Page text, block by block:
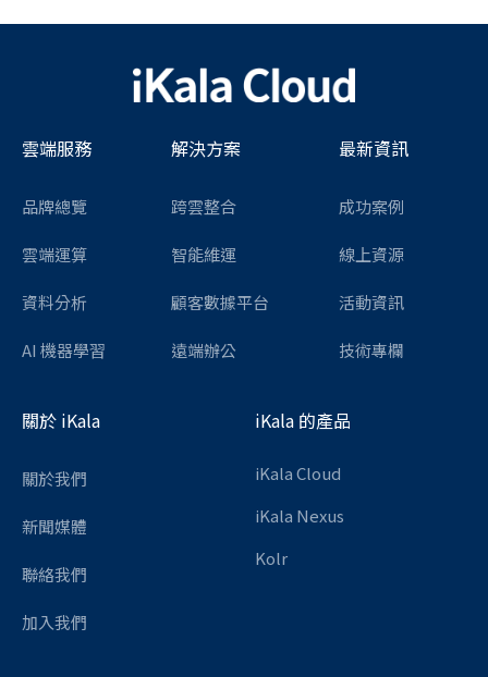
雲端服務
品牌總覽
雲端運算
資料分析
AI 機器學習
解決方案
跨雲整合
智能維運
顧客數據平台
遠端辦公
最新資訊
成功案例
線上資源
活動資訊
技術專欄
關於 iKala
關於我們
新聞媒體
聯絡我們
加入我們
iKala 的產品
iKala Cloud
iKala Nexus
Kolr